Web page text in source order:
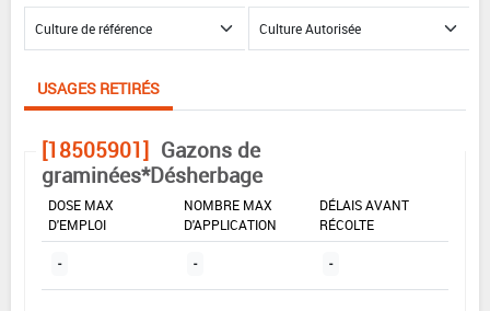
USAGES RETIRÉS
[18505901] Gazons de
graminées*Désherbage
DOSE MAX
D'EMPLOI
NOMBRE MAX
D'APPLICATION
DÉLAIS AVANT
RÉCOLTE
- - -